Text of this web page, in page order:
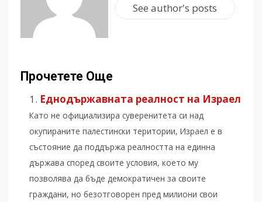
See author's posts
Прочетете Още
Еднодържавната реалност на Израел
Като не официализира суверенитета си над
окупираните палестински територии, Израел е в
състояние да поддържа реалността на единна
държава според своите условия, което му
позволява да бъде демократичен за своите
граждани, но безотговорен пред милиони свои